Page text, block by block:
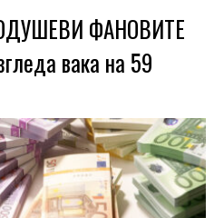
ФАНОВИТЕ
вака на 59